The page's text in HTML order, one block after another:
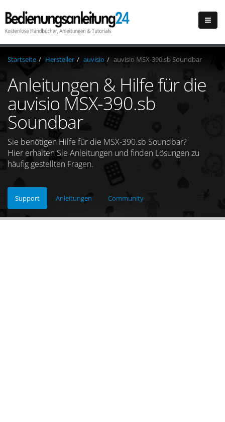
Startseite Hersteller auvisio auvisio MSX-390.sb Soundbar
Anleitungen & Hilfe für die
auvisio MSX-390.sb
Soundbar
Sie benötigen Hilfe für die MSX-390.sb Soundbar?
Hier erhalten Sie Anleitungen und finden Lösungen zu
häufig gestellten Fragen.
Support Anleitungen Community